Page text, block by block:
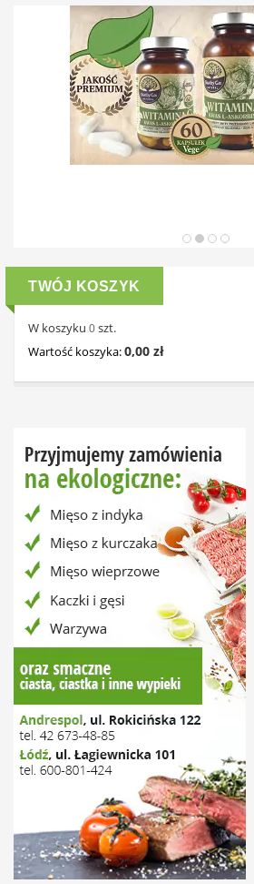
TWÓJ KOSZYK
W koszyku 0 szt.
Wartość koszyka:0,00 zł